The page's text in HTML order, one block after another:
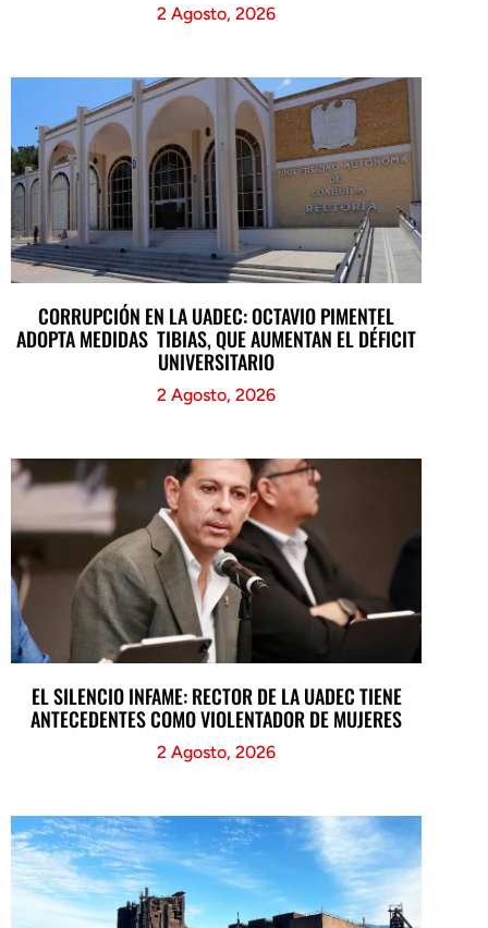
2 Agosto, 2026
CORRUPCIÓN EN LA UADEC: OCTAVIO PIMENTEL
ADOPTA MEDIDAS TIBIAS, QUE AUMENTAN EL DÉFICIT
UNIVERSITARIO
2 Agosto, 2026
EL SILENCIO INFAME: RECTOR DE LA UADEC TIENE
ANTECEDENTES COMO VIOLENTADOR DE MUJERES
2 Agosto, 2026